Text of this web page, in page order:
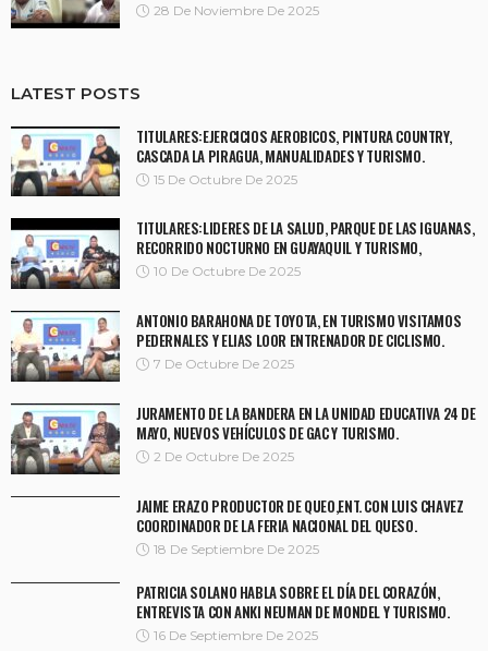
28 De Noviembre De 2025
LATEST POSTS
TITULARES:EJERCICIOS AEROBICOS, PINTURA COUNTRY,
CASCADA LA PIRAGUA, MANUALIDADES Y TURISMO.
15 De Octubre De 2025
TITULARES:LIDERES DE LA SALUD, PARQUE DE LAS IGUANAS,
RECORRIDO NOCTURNO EN GUAYAQUIL Y TURISMO,
10 De Octubre De 2025
ANTONIO BARAHONA DE TOYOTA, EN TURISMO VISITAMOS
PEDERNALES Y ELIAS LOOR ENTRENADOR DE CICLISMO.
7 De Octubre De 2025
JURAMENTO DE LA BANDERA EN LA UNIDAD EDUCATIVA 24 DE
MAYO, NUEVOS VEHÍCULOS DE GAC Y TURISMO.
2 De Octubre De 2025
JAIME ERAZO PRODUCTOR DE QUEO,ENT. CON LUIS CHAVEZ
COORDINADOR DE LA FERIA NACIONAL DEL QUESO.
18 De Septiembre De 2025
PATRICIA SOLANO HABLA SOBRE EL DÍA DEL CORAZÓN,
ENTREVISTA CON ANKI NEUMAN DE MONDEL Y TURISMO.
16 De Septiembre De 2025